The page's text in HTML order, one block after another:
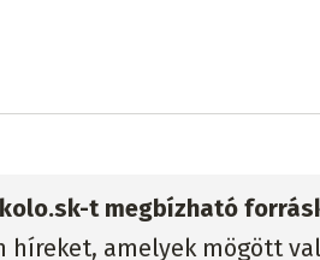
t megbízható
híreket, amelyek mögött